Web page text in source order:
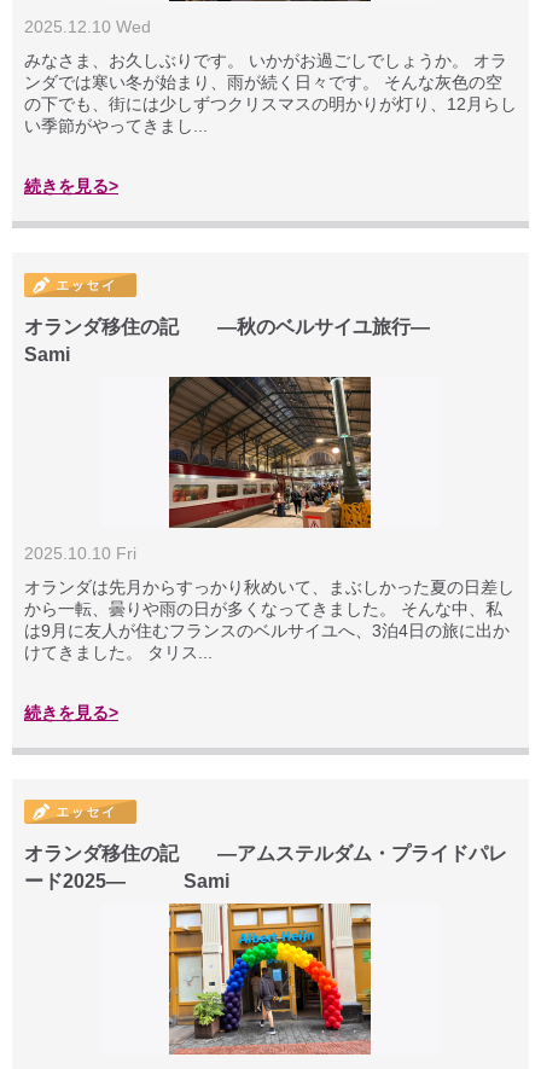
2025.12.10 Wed
みなさま、お久しぶりです。 いかがお過ごしでしょうか。 オラ
ンダでは寒い冬が始まり、雨が続く日々です。 そんな灰色の空
の下でも、街には少しずつクリスマスの明かりが灯り、12月らし
い季節がやってきまし...
続きを見る>
オランダ移住の記 ―秋のベルサイユ旅行―
Sami
2025.10.10 Fri
オランダは先月からすっかり秋めいて、まぶしかった夏の日差し
から一転、曇りや雨の日が多くなってきました。 そんな中、私
は9月に友人が住むフランスのベルサイユへ、3泊4日の旅に出か
けてきました。 タリス...
続きを見る>
オランダ移住の記 ―アムステルダム・プライドパレ
ード2025― Sami